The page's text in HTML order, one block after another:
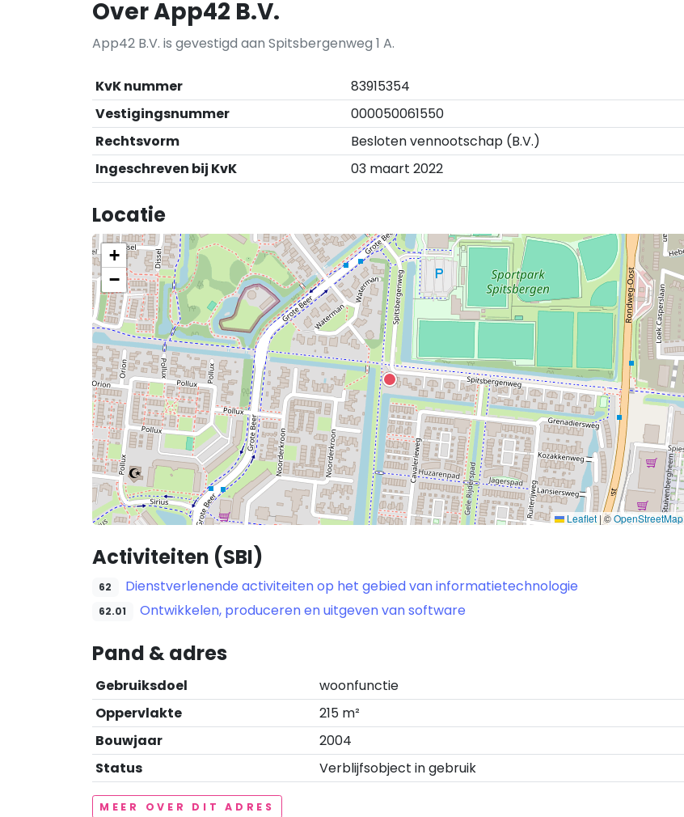
Over App42 B.V.
App42 B.V. is gevestigd aan Spitsbergenweg 1 A.
KvK nummer
83915354
Vestigingsnummer
000050061550
Rechtsvorm
Besloten vennootschap (B.V.)
Ingeschreven bij KvK
03 maart 2022
Locatie
+
−
Leaflet |©OpenStreetMap
Activiteiten (SBI)
62 Dienstverlenende activiteiten op het gebied van informatietechnologie
62.01 Ontwikkelen, produceren en uitgeven van software
Pand & adres
Gebruiksdoel
woonfunctie
Oppervlakte
215 m²
Bouwjaar
2004
Status
Verblijfsobject in gebruik
MEER OVER DIT ADRES